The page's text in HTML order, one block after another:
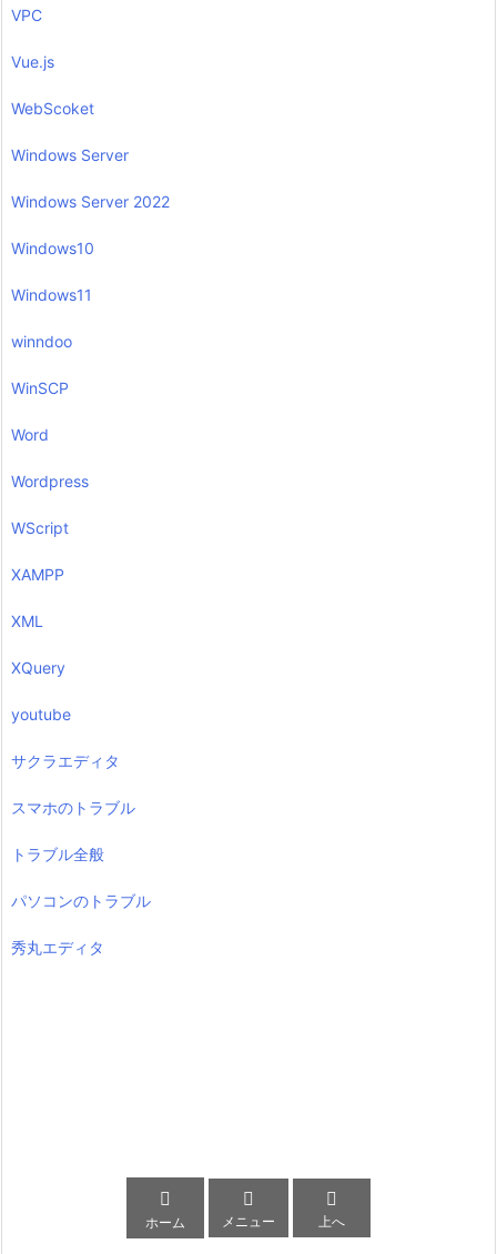
VPC
Vue.js
WebScoket
Windows Server
Windows Server 2022
Windows10
Windows11
winndoo
WinSCP
Word
Wordpress
WScript
XAMPP
XML
XQuery
youtube
サクラエディタ
スマホのトラブル
トラブル全般
パソコンのトラブル
秀丸エディタ

ホーム

メニュー

上へ